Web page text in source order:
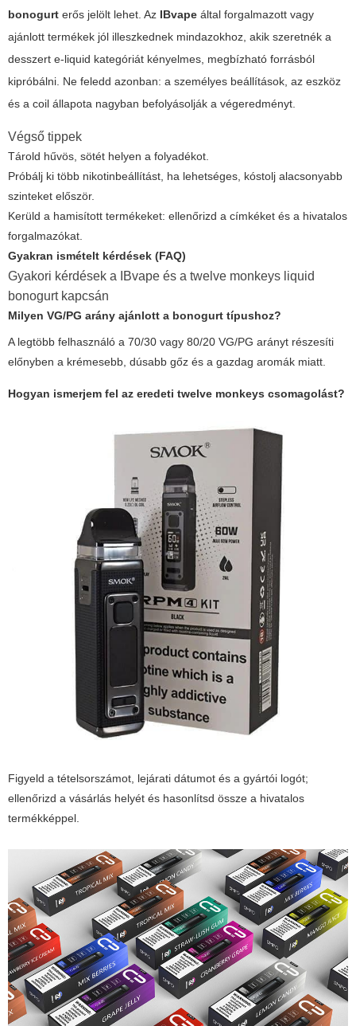
bonogurt erős jelölt lehet. Az IBvape által forgalmazott vagy
ajánlott termékek jól illeszkednek mindazokhoz, akik szeretnék a
desszert e-liquid kategóriát kényelmes, megbízható forrásból
kipróbálni. Ne feledd azonban: a személyes beállítások, az eszköz
és a coil állapota nagyban befolyásolják a végeredményt.
Végső tippek
Tárold hűvös, sötét helyen a folyadékot.
Próbálj ki több nikotinbeállítást, ha lehetséges, kóstolj alacsonyabb
szinteket először.
Kerüld a hamisított termékeket: ellenőrizd a címkéket és a hivatalos
forgalmazókat.
Gyakran ismételt kérdések (FAQ)
Gyakori kérdések a IBvape és a twelve monkeys liquid
bonogurtkapcsán
Milyen VG/PG arány ajánlott a bonogurt típushoz?
A legtöbb felhasználó a 70/30 vagy 80/20 VG/PG arányt részesíti
előnyben a krémesebb, dúsabb gőz és a gazdag aromák miatt.
Hogyan ismerjem fel az eredeti twelve monkeys csomagolást?
Figyeld a tételsorszámot, lejárati dátumot és a gyártói logót;
ellenőrizd a vásárlás helyét és hasonlítsd össze a hivatalos
termékképpel.